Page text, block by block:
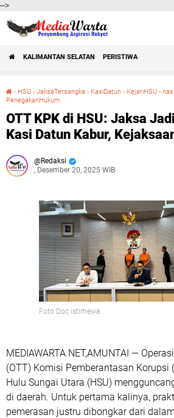
-->
KALIMANTAN SELATAN PERISTIWA
› HSU › JaksaTersangka › KasiDatun › KejariHSU ›
PenegakanHukum
OTT KPK di HSU: Jaksa
Kasi Datun Kabur,
Redaksi
, Desember 20, 2025 WIB
Foto Doc istimewa
MEDIAWARTA.NET,AMUNTAI —
(OTT) Komisi Pemberantasan Korupsi
Hulu Sungai Utara (HSU)
di daerah. Untuk pertama kalinya,
pemerasan justru dibongkar dari